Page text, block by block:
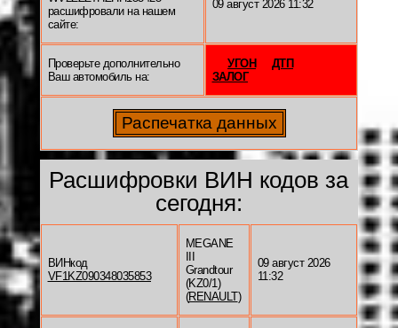
расшифровали на нашем
сайте:
09 август 2026 11:32
Проверьте дополнительно
Ваш автомобиль на:
УГОН
ДТП
ЗАЛОГ
Расшифровки ВИН кодов за
сегодня:
ВИНкод
VF1KZ090348035853
MEGANE
Grandtour
(KZ0/1)
(RENAULT)
09 август 2026
11:32